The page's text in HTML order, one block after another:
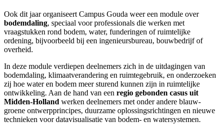
Ook dit jaar organiseert Campus Gouda weer een module over
bodemdaling, speciaal voor professionals die werken met
vraagstukken rond bodem, water, funderingen of ruimtelijke
ordening, bijvoorbeeld bij een ingenieursbureau, bouwbedrijf of
overheid.
In deze module verdiepen deelnemers zich in de uitdagingen van
bodemdaling, klimaatverandering en ruimtegebruik, en onderzoeken
zij hoe water en bodem meer sturend kunnen zijn in ruimtelijke
ontwikkeling. Aan de hand van een regio gebonden casus uit
Midden-Holland werken deelnemers met onder andere blauw-
groene ontwerpprincipes, duurzame oplossingsrichtingen en nieuwe
technieken voor datavisualisatie van bodem- en watersystemen.